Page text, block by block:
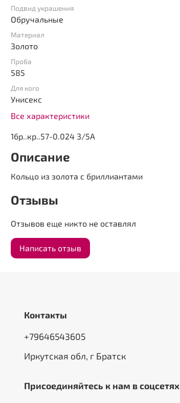
Подвид украшения
Обручальные
Материал
Золото
Проба
585
Для кого
Унисекс
Все характеристики
1бр..кр..57-0.024 3/5А
Описание
Кольцо из золота с бриллиантами
Отзывы
Отзывов еще никто не оставлял
Написать отзыв
Контакты
+79646543605
Иркутская обл, г Братск
Присоединяйтесь к нам в соцсетях